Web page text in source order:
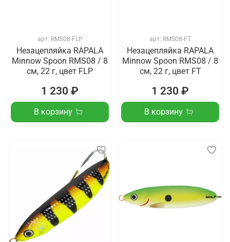
арт. RMS08-FLP
Незацепляйка RAPALA
Minnow Spoon RMS08 / 8
см, 22 г, цвет FLP
1 230 ₽
В корзину
арт. RMS08-FT
Незацепляйка RAPALA
Minnow Spoon RMS08 / 8
см, 22 г, цвет FT
1 230 ₽
В корзину